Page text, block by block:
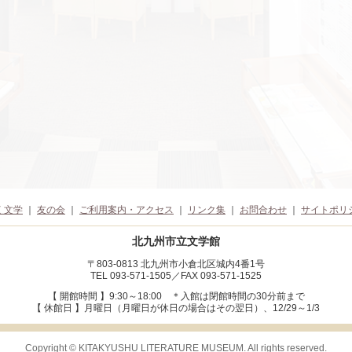
文学 友の会 ご利用案内・アクセス リンク集 お問合わせ サイトポリ
北九州市立文学館
〒803-0813 北九州市小倉北区城内4番1号
TEL 093-571-1505／FAX 093-571-1525
【 開館時間 】9:30～18:00
＊入館は閉館時間の30分前まで
【 休館日 】月曜日（月曜日が休日の場合はその翌日）、12/29～1/3
Copyright © KITAKYUSHU LITERATURE MUSEUM. All rights reserved.